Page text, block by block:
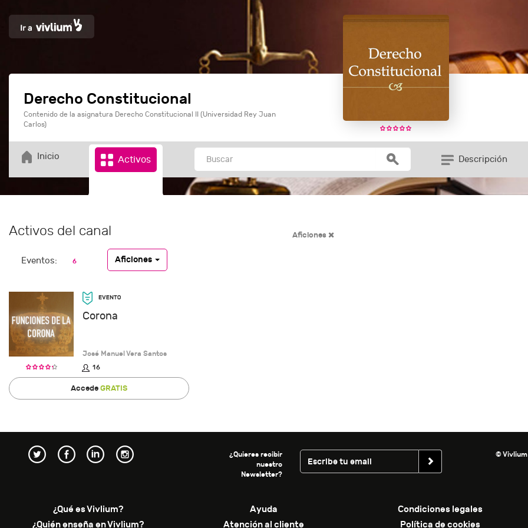
Derecho Constitucional
Contenido de la asignatura Derecho Constitucional II (Universidad Rey Juan
Carlos)
Inicio Activos Descripción
Activos del canal Aficiones
Eventos: 6 Aficiones
Corona
José Manuel Vera Santos
16
AccedeGRATIS
¿Quieres recibir
nuestro
Newsletter?
© Vivlium
¿Qué es Vivlium? Ayuda
Condiciones legales
¿Quién enseña en Vivlium?
Atención al cliente Política de cookies